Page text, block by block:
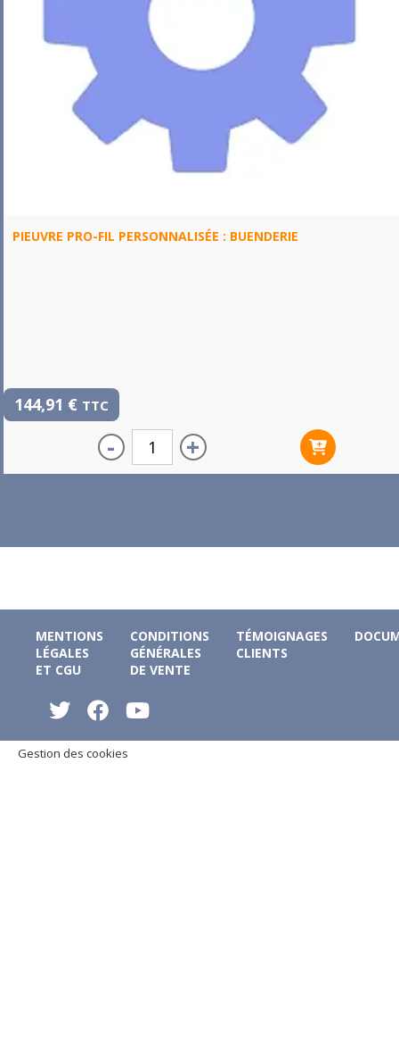
PIEUVRE PRO-FIL PERSONNALISÉE : BUENDERIE
144,91 € TTC
- +
MENTIONS
LÉGALES
ET CGU
CONDITIONS
GÉNÉRALES
DE VENTE
TÉMOIGNAGES
CLIENTS
Gestion des cookies